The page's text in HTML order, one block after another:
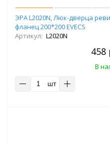
ЭРА L2020N, Люк-дверца
фланец 200*200 EVECS
Артикул: L2020N
458
В
шт